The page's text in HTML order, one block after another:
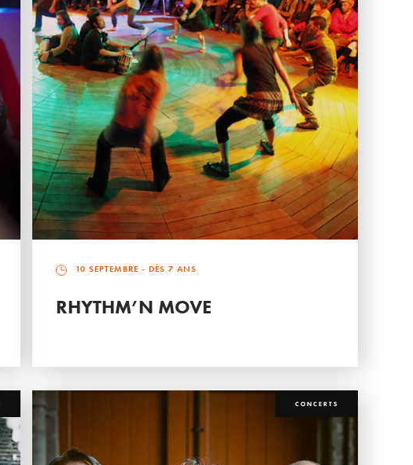
10 SEPTEMBRE - DÈS 7 ANS
RHYTHM’N MOVE
CONCERTS